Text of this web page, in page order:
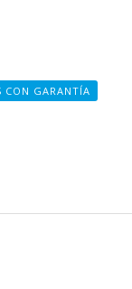
CON GARANTÍA